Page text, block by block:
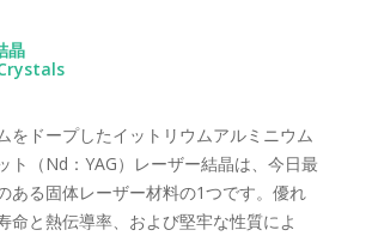
晶
をドープしたイットリウムアルミニウム
ト（Nd：YAG）レーザー結晶は、今日最
ある固体レーザー材料の1つです。優れ
命と熱伝導率、および堅牢な性質によ